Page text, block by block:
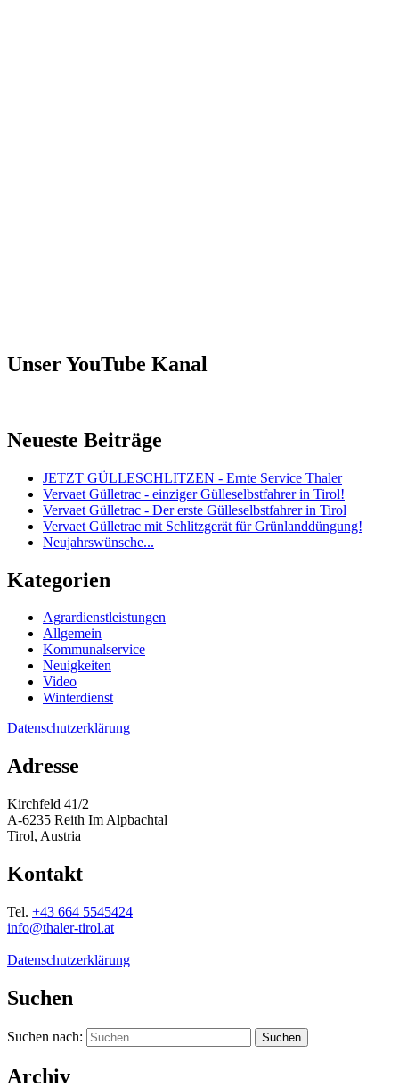
Unser YouTube Kanal
Neueste Beiträge
JETZT GÜLLESCHLITZEN - Ernte Service Thaler
Vervaet Gülletrac - einziger Gülleselbstfahrer in Tirol!
Vervaet Gülletrac - Der erste Gülleselbstfahrer in Tirol
Vervaet Gülletrac mit Schlitzgerät für Grünlanddüngung!
Neujahrswünsche...
Kategorien
Agrardienstleistungen
Allgemein
Kommunalservice
Neuigkeiten
Video
Winterdienst
Datenschutzerklärung
Adresse
Kirchfeld 41/2
A-6235 Reith Im Alpbachtal
Tirol, Austria
Kontakt
Tel. +43 664 5545424
info@thaler-tirol.at
Datenschutzerklärung
Suchen
Suchen nach:
Archiv